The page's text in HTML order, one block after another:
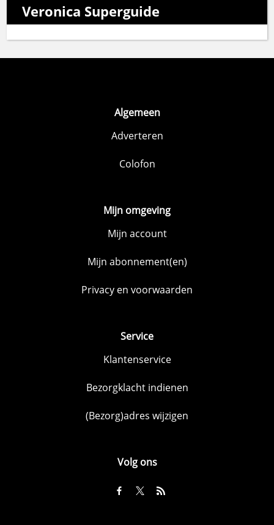
Veronica Superguide
Algemeen
Adverteren
Colofon
Mijn omgeving
Mijn account
Mijn abonnement(en)
Privacy en voorwaarden
Service
Klantenservice
Bezorgklacht indienen
(Bezorg)adres wijzigen
Volg ons